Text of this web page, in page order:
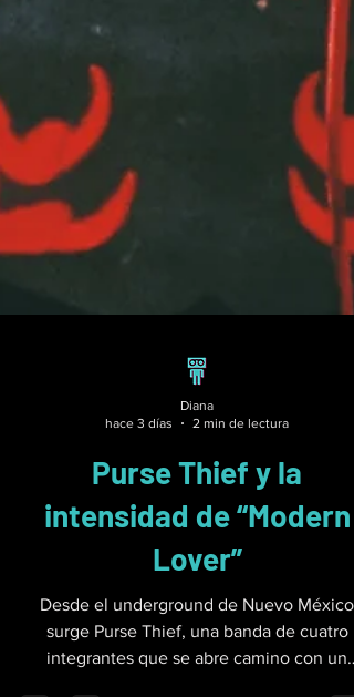
hace 3 días
2 min de lectura
Purse Thief y la
intensidad de “Modern
Lover”
Desde el underground de Nuevo México